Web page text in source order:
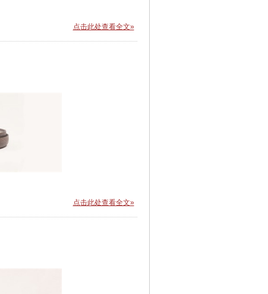
点击此处查看全文»
点击此处查看全文»